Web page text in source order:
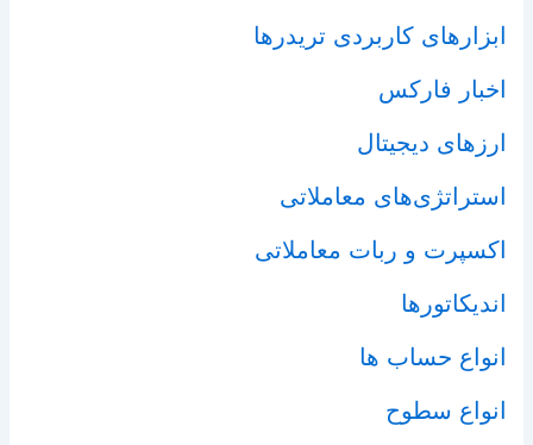
ابزارهای کاربردی تریدرها
اخبار فارکس
ارزهای دیجیتال
استراتژی‌های معاملاتی
اکسپرت و ربات معاملاتی
اندیکاتورها
انواع حساب ها
انواع سطوح